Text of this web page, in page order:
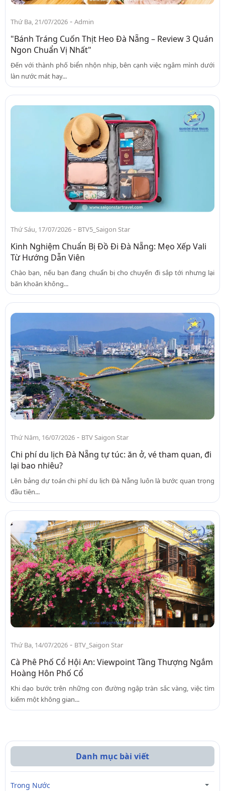
Thứ Ba, 21/07/2026 - Admin
"Bánh Tráng Cuốn Thịt Heo Đà Nẵng – Review 3 Quán
Ngon Chuẩn Vị Nhất"
Đến với thành phố biển nhộn nhịp, bên cạnh việc ngâm mình dưới
làn nước mát hay...
Thứ Sáu, 17/07/2026 - BTV5_Saigon Star
Kinh Nghiệm Chuẩn Bị Đồ Đi Đà Nẵng: Mẹo Xếp Vali
Từ Hướng Dẫn Viên
Chào bạn, nếu bạn đang chuẩn bị cho chuyến đi sắp tới nhưng lại
băn khoăn không...
Thứ Năm, 16/07/2026 - BTV Saigon Star
Chi phí du lịch Đà Nẵng tự túc: ăn ở, vé tham quan, đi
lại bao nhiêu?
Lên bảng dự toán chi phí du lịch Đà Nẵng luôn là bước quan trọng
đầu tiên...
Thứ Ba, 14/07/2026 - BTV_Saigon Star
Cà Phê Phố Cổ Hội An: Viewpoint Tầng Thượng Ngắm
Hoàng Hôn Phố Cổ
Khi dạo bước trên những con đường ngập tràn sắc vàng, việc tìm
kiếm một không gian...
Danh mục bài viết
Trong Nước